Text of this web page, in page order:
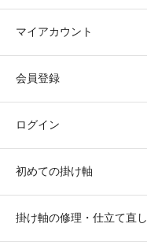
マイアカウント
会員登録
ログイン
初めての掛け軸
掛け軸の修理・仕立て直し